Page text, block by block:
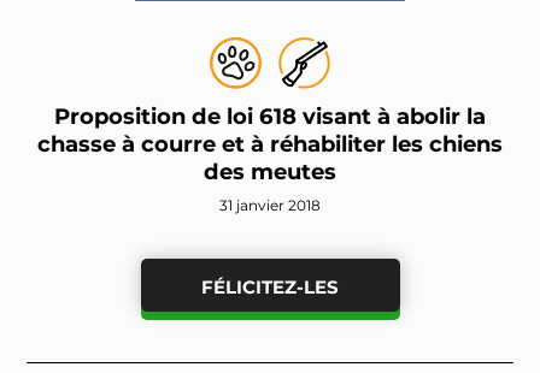
Proposition de loi 618 visant à abolir la
chasse à courre et à réhabiliter les chiens
des meutes
31 janvier 2018
FÉLICITEZ-LES